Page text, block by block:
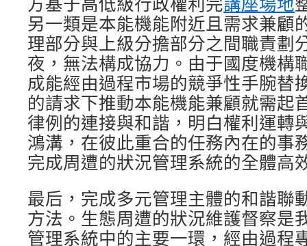
另一類是本能機能附近且需求兼顧
理部分與上級分擔部分之間職責劃
夜，無法構成協力。由于國度機構
成能經由過程市場的競爭性手腕替
的請求下推動本能機能兼顧就需起
律例的連接與和諧，明白權利運轉
鴻溝，在彼此重合的任務內在的事
完成周遭的狀況管理系統的全體高
最后，完成多元管理主體的和諧聯
方法。生態周遭的狀況維護督察是
管理系統中的主要一環，經由過程